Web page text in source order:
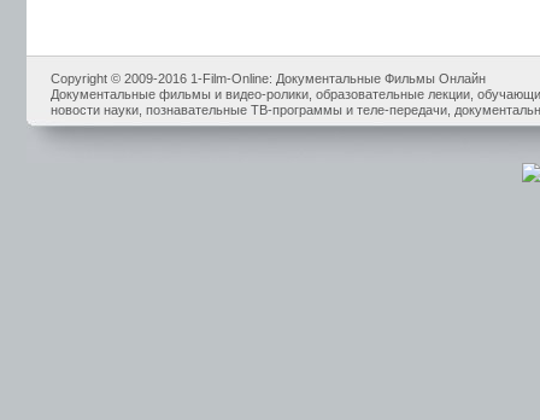
Copyright © 2009-2016 1-Film-Online: Документальные Фильмы Онлайн
Документальные фильмы и видео-ролики, образовательные лекции,
новости науки, познавательные ТВ-программы и теле-передачи,